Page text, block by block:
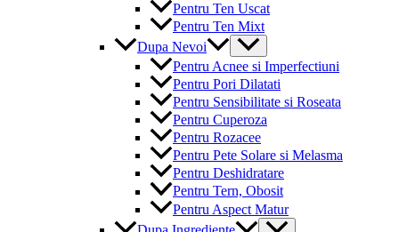
Pentru Ten Uscat
Pentru Ten Mixt
Dupa Nevoi
Menu
Toggle
Pentru Acnee si Imperfectiuni
Pentru Pori Dilatati
Pentru Sensibilitate si Roseata
Pentru Cuperoza
Pentru Rozacee
Pentru Pete Solare si Melasma
Pentru Deshidratare
Pentru Tern, Obosit
Pentru Aspect Matur
Menu